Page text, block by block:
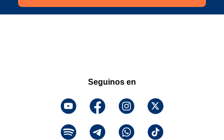
Seguinos en